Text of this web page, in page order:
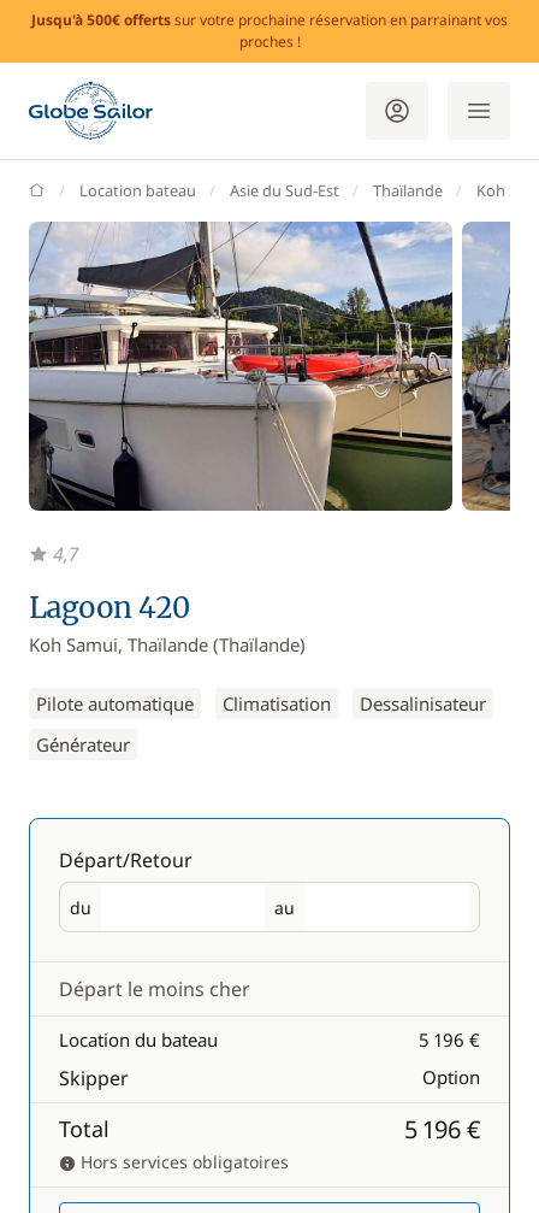
Jusqu'à 500€ offertssur votre prochaine réservation en parrainant vos
proches !
GlobeSailor
Location bateau Asie du Sud-Est Thaïlande Koh
Lagoon 420
Koh Samui, Thaïlande (Thaïlande)
Pilote automatique Climatisation
Dessalinisateur
Générateur
4,7
Départ/Retour
du
Départ au
Retour
Départ le moins cher
Location du bateau 5 196 €
Skipper Option
Total 5 196 €
Hors services obligatoires